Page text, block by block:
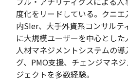
度化をリードしている。クニ
内SIer、大手外資系コンサルテ
に大規模ユーザーを中心とした
人材マネジメントシステムの
グ、PMO支援、チェンジマネ
ジェクトを多数経験。